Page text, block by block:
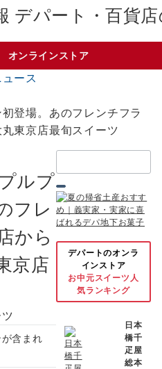
デパート・百貨
オンラインストア
ース
登場。あのフレンチフラ
東京店最旬スイーツ
ルプ
フレ
から
京店
含まれ
索：
デパートのオンラ
インストア
お中元スイーツ人
気ランキング
日本
橋千
疋屋
総本